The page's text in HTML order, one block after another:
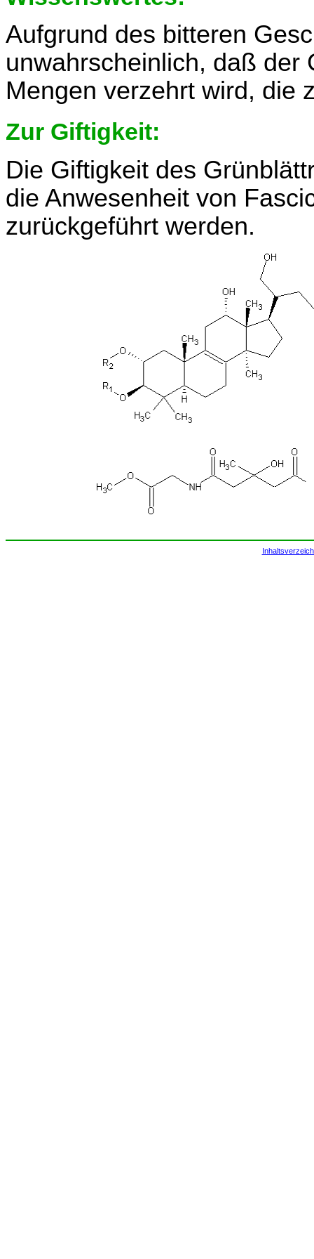
Aufgrund des bitteren
unwahrscheinlich, daß der
Mengen verzehrt wird, die
Zur Giftigkeit:
Die Giftigkeit des
die Anwesenheit von
zurückgeführt werden.